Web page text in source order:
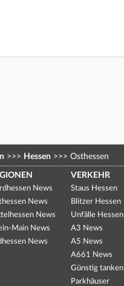
>>> Hessen >>> Osthessen
News
News
News
Main News
News
VERKEHR
Staus Hessen
Blitzer Hessen
Unfälle Hessen
A3 News
A5 News
A661 News
Günstig tanken
Parkhäuser